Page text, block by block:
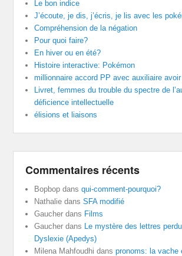
Le bon indice
J’écoute, je dis, j’écris, je lis avec les
Compréhension de la négation
Pour quoi faire?
En hiver ou en été?
Histoire interactive: Pokémon
millionnaire accord PP avec auxiliaire avoir
Livret, femmes du trouble du spectre de
déficience intellectuelle
élisions et liaisons
Commentaires récents
Bopbop dansqui-comment-pourquoi?
Nathalie dansSFA modifié
Gaucher dans Films
Gaucher dans
Le mystère des lettres
Dyslexie (Apedys)
Milena Mahfoudhi danspronoms: la vache